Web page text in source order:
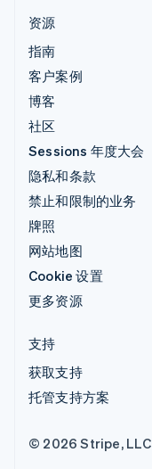
资源
指南
客户案例
博客
社区
Sessions 年度大会
隐私和条款
禁止和限制的业务
牌照
网站地图
Cookie 设置
更多资源
支持
获取支持
托管支持方案
© 2026 Stripe, LLC